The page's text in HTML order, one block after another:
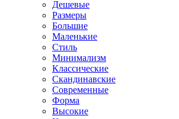
Дешевые
Размеры
Большие
Маленькие
Стиль
Минимализм
Классические
Скандинавские
Современные
Форма
Высокие